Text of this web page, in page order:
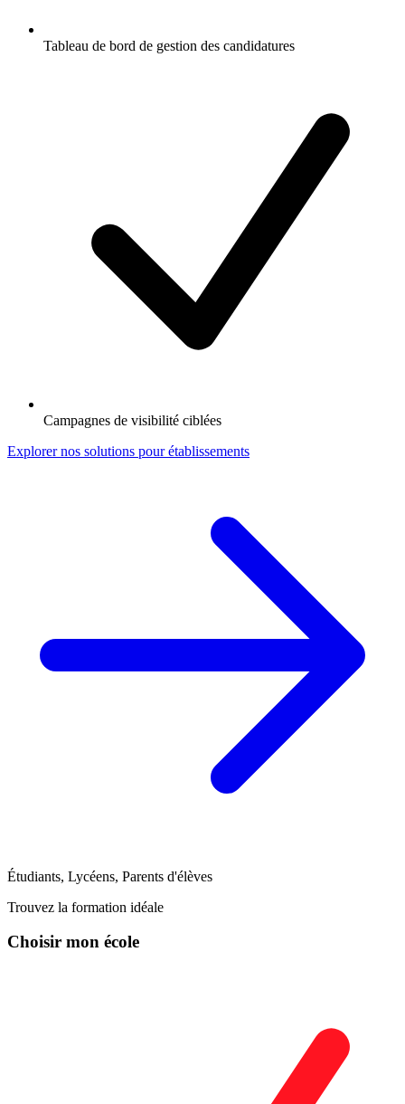
Tableau de bord de gestion des candidatures
Campagnes de visibilité ciblées
Explorer nos solutions pour établissements
Étudiants, Lycéens, Parents d'élèves
Trouvez la formation idéale
Choisir mon école